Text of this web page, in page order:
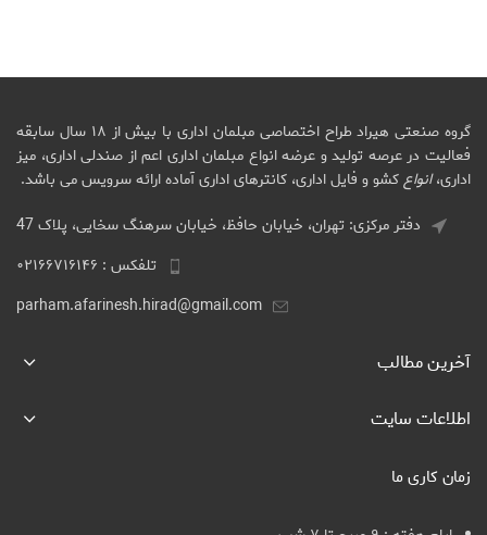
گروه صنعتی هیراد طراح اختصاصی مبلمان اداری با بیش از ۱۸ سال سابقه
فعالیت در عرصه تولید و عرضه انواع مبلمان اداری اعم از صندلی اداری، میز
اداری،انواعکشو و فایل اداری، کانترهای اداری آماده ارائه سرویس می باشد.
دفتر مرکزی: تهران، خیابان حافظ، خیابان سرهنگ سخایی، پلاک 47
تلفکس : ۰۲۱۶۶۷۱۶۱۴۶
parham.afarinesh.hirad@gmail.com
آخرین مطالب
اطلاعات سایت
زمان کاری ما